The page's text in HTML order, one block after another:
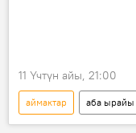
11 Үчтүн айы, 21:00
аймактар аба ырайы
Кыргызстан